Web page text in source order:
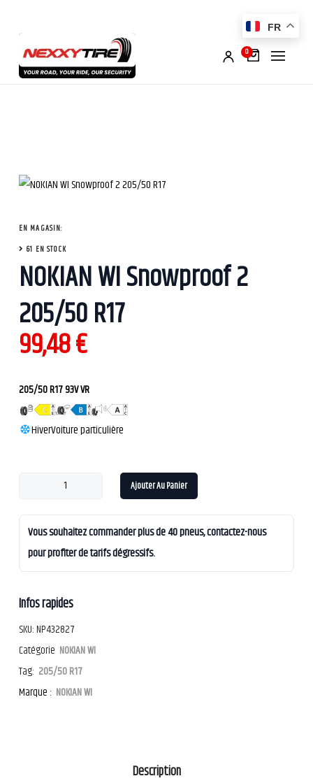
0
EN MAGASIN:
61 EN STOCK
NOKIAN WI Snowproof 2
205/50 R17
99,48€
205/50 R17 93V VR
HiverVoiture particulière
Ajouter Au Panier
Vous souhaitez commander plus de 40 pneus, contactez-nous
pour profiter de tarifs dégressifs.
Infos rapides
SKU:NP432827
Catégorie NOKIAN WI
Tag: 205/50 R17
Marque : NOKIAN WI
Description
FR